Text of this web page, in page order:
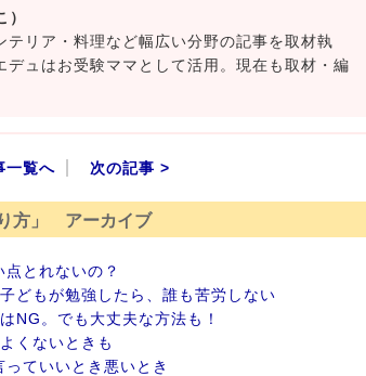
リア・料理など幅広い分野の記事を取材執
ュはお受験ママとして活用。現在も取材・編
一覧へ 次の記事 >
方」 アーカイブ
とれないの？
どもが勉強したら、誰も苦労しない
。でも大丈夫な方法も！
くないときも
ていいとき悪いとき